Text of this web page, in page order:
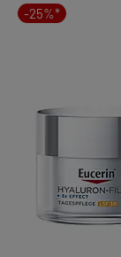
-25%*